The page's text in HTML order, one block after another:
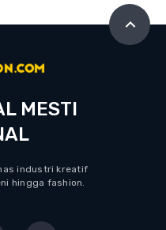
MESTI
industri kreatif
hingga fashion.